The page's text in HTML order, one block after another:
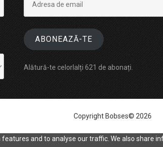
email
ABONEAZĂ-TE
Alătură-te celorlalți 621 de abonați.
Copyright Bobses© 2026
and to analyse our traffic. We also